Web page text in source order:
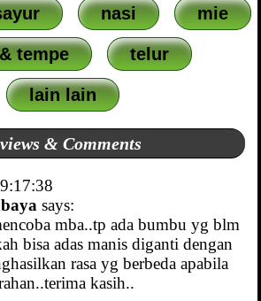
nasi mie
tempe telur
lain lain
& Comments
says:
mba..tp ada bumbu yg blm
bisa adas manis diganti dengan
rasa yg berbeda apabila
kasih..